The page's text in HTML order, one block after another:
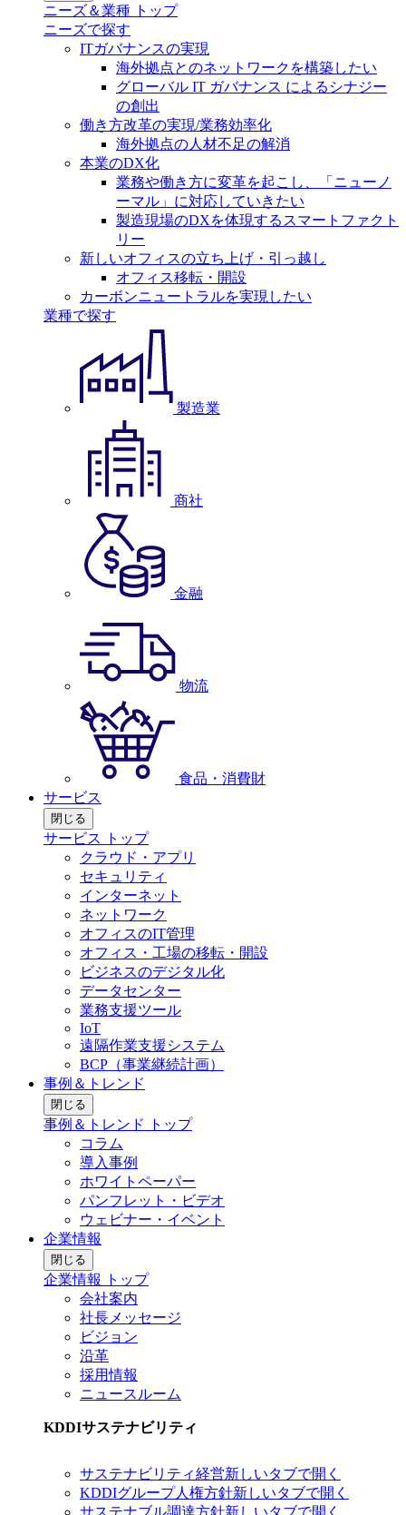
ニーズ＆業種 トップ
ニーズで探す
ITガバナンスの実現
海外拠点とのネットワークを構築したい
グローバル IT ガバナンス によるシナジー
の創出
働き方改革の実現/業務効率化
海外拠点の人材不足の解消
本業のDX化
業務や働き方に変革を起こし、「ニューノ
ーマル」に対応していきたい
製造現場のDXを体現するスマートファクト
リー
新しいオフィスの立ち上げ・引っ越し
オフィス移転・開設
カーボンニュートラルを実現したい
業種で探す
製造業
商社
金融
物流
食品・消費財
サービス
閉じる
サービス トップ
クラウド・アプリ
セキュリティ
インターネット
ネットワーク
オフィスのIT管理
オフィス・工場の移転・開設
ビジネスのデジタル化
データセンター
業務支援ツール
IoT
遠隔作業支援システム
BCP（事業継続計画）
事例＆トレンド
閉じる
事例＆トレンド トップ
コラム
導入事例
ホワイトペーパー
パンフレット・ビデオ
ウェビナー・イベント
企業情報
閉じる
企業情報 トップ
会社案内
社長メッセージ
ビジョン
沿革
採用情報
ニュースルーム
KDDIサステナビリティ
サステナビリティ経営新しいタブで開く
KDDIグループ人権方針新しいタブで開く
サステナブル調達方針新しいタブで開く